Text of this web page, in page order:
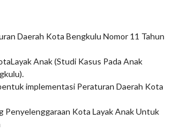
Daerah Kota Bengkulu Nomor 11 Tahun
Anak (Studi Kasus Pada Anak
implementasi Peraturan Daerah Kota
Penyelenggaraan Kota Layak Anak Untuk